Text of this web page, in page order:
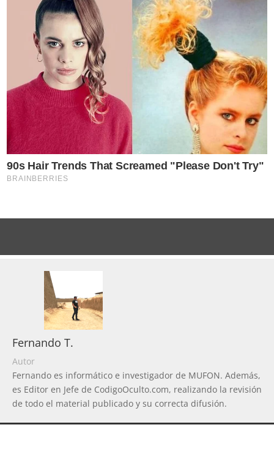
Fernando T.
Autor
Fernando es informático e investigador de MUFON. Además,
es Editor en Jefe de CodigoOculto.com, realizando la revisión
de todo el material publicado y su correcta difusión.